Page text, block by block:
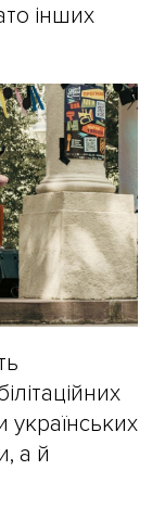
інших
українських
а й